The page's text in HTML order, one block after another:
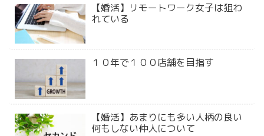
【婚活】リモートワーク女子は狙わ
れている
１０年で１００店舗を目指す
【婚活】あまりにも多い人柄の良い
何もしない仲人について